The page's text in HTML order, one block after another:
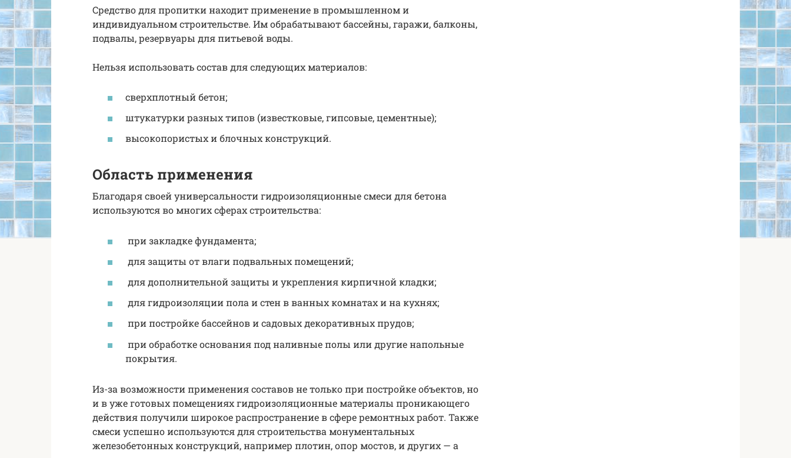
Средство для пропитки находит применение в промышленном и
индивидуальном строительстве. Им обрабатывают бассейны, гаражи, балконы,
подвалы, резервуары для питьевой воды.
Нельзя использовать состав для следующих материалов:
сверхплотный бетон;
штукатурки разных типов (известковые, гипсовые, цементные);
высокопористых и блочных конструкций.
Область применения
Благодаря своей универсальности гидроизоляционные смеси для бетона
используются во многих сферах строительства:
при закладке фундамента;
для защиты от влаги подвальных помещений;
для дополнительной защиты и укрепления кирпичной кладки;
для гидроизоляции пола и стен в ванных комнатах и на кухнях;
при постройке бассейнов и садовых декоративных прудов;
при обработке основания под наливные полы или другие напольные
покрытия.
Из-за возможности применения составов не только при постройке объектов, но
и в уже готовых помещениях гидроизоляционные материалы проникающего
действия получили широкое распространение в сфере ремонтных работ. Также
смеси успешно используются для строительства монументальных
железобетонных конструкций, например плотин, опор мостов, и других — а